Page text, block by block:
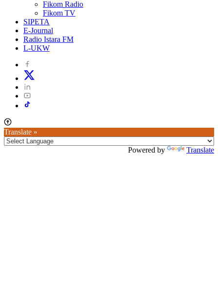
Fikom Radio
Fikom TV
SIPETA
E-Journal
Radio Istara FM
L-UKW
Translate »
Powered by Translate